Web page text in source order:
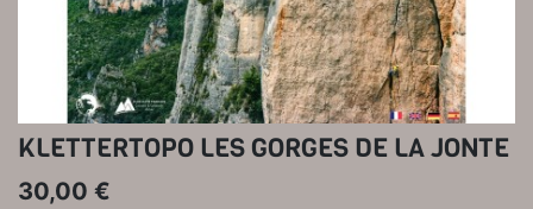
KLETTERTOPO LES GORGES DE LA JONTE
30,00 €